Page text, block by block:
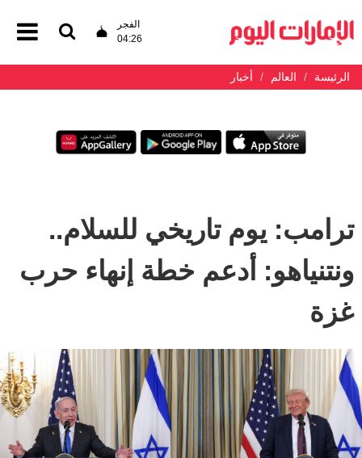
الفجر
04:26
الرئيسة العالم أخبار
ترامب: يوم تاريخي للسلام..
ونتنياهو: أدعم خطة إنهاء حرب
غزة